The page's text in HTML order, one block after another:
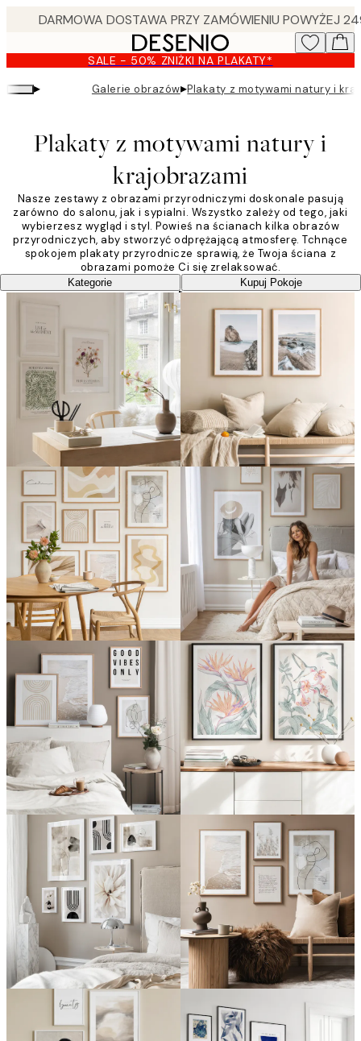
content.
SALE - 50% ZNIŻKI NA PLAKATY*
▸ Galerie obrazów▸Plakaty z motywami natury i
Plakaty z motywami natury i
krajobrazami
Nasze zestawy z obrazami przyrodniczymi doskonale pasują
zarówno do salonu, jak i sypialni. Wszystko zależy od tego, jaki
wybierzesz wygląd i styl. Powieś na ścianach kilka obrazów
przyrodniczych, aby stworzyć odprężającą atmosferę. Tchnące
spokojem plakaty przyrodnicze sprawią, że Twoja ściana z
obrazami pomoże Ci się zrelaksować.
Kategorie Kupuj Pokoje